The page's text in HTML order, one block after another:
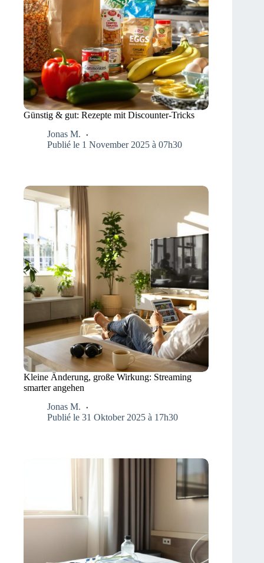
Günstig & gut: Rezepte mit Discounter-Tricks
Jonas M.
Publié le 1 November 2025 à 07h30
Kleine Änderung, große Wirkung: Streaming
smarter angehen
Jonas M.
Publié le 31 Oktober 2025 à 17h30